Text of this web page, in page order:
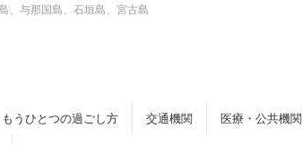
、与那国島、石垣島、宮古島
もうひとつの過ごし方 交通機関 医療・公共機関